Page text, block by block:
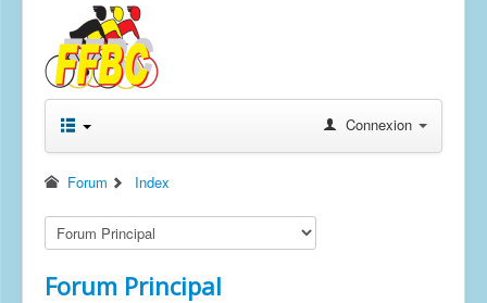
Randonnées permanentes
Revues "Baudet Railleur"
Connexion
Forum Index
Forum Principal